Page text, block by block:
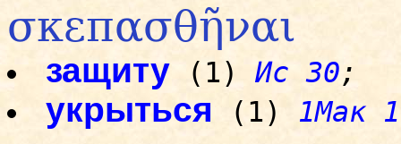
σκεπασθῆναι
защиту(1) Ис 30;
укрыться (1) 1Мак